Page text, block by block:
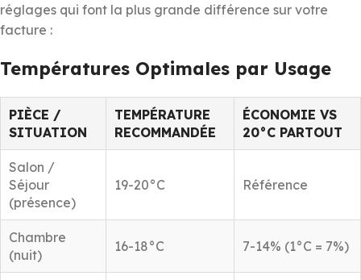
réglages qui font la plus grande différence sur votre
facture :
Températures Optimales par Usage
PIÈCE /
SITUATION
TEMPÉRATURE
RECOMMANDÉE
ÉCONOMIE VS
20°C PARTOUT
Salon /
Séjour
(présence)
19-20°C Référence
Chambre
(nuit)
16-18°C 7-14% (1°C = 7%)